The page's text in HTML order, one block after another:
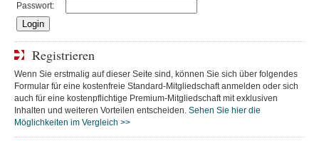
Passwort:
Registrieren
Wenn Sie erstmalig auf dieser Seite sind, können Sie sich über folgendes
Formular für eine kostenfreie Standard-Mitgliedschaft anmelden oder sich
auch für eine kostenpflichtige Premium-Mitgliedschaft mit exklusiven
Inhalten und weiteren Vorteilen entscheiden. Sehen Sie hier die
Möglichkeiten im Vergleich >>